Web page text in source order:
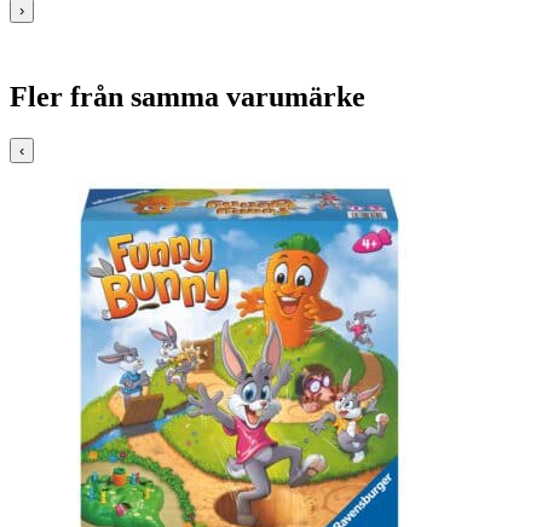
›
Fler från samma varumärke
‹